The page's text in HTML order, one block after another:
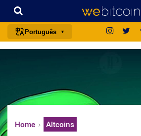
Português
français
deutsch
Home Altcoins